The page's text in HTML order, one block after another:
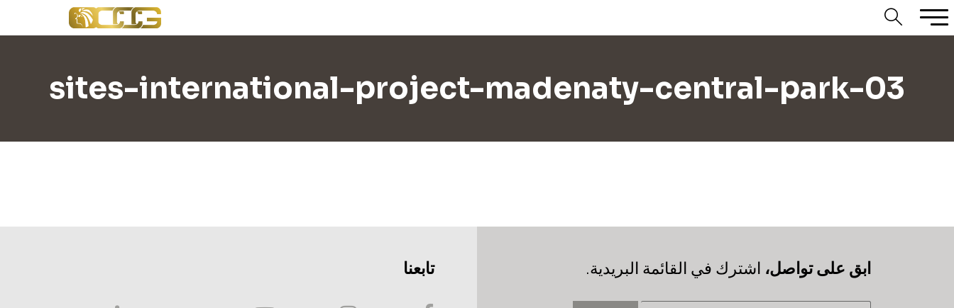
sites-international-project-madenaty-central-park-03
‫ابق على تواصل، اشترك في القائمة البريدية. تابعنا